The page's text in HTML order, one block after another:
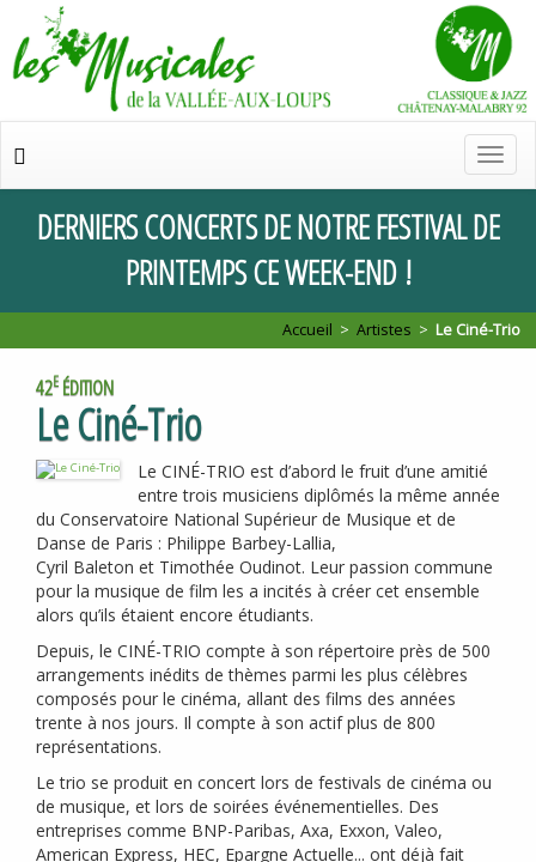
de
DERNIERSCONCERTSDENOTREFESTIVALDE
PRINTEMPSCEWEEK-END !
Accueil >Artistes >Le Ciné-Trio
42E ÉDITION
Le Ciné-Trio
Le CINÉ-TRIO est d’abord le fruit d’une amitié
entre trois musiciens diplômés la même année
du Conservatoire National Supérieur de Musique et de
Danse de Paris : Philippe Barbey-Lallia,
Cyril Baleton et Timothée Oudinot. Leur passion commune
pour la musique de film les a incités à créer cet ensemble
alors qu’ils étaient encore étudiants.
Depuis, le CINÉ-TRIO compte à son répertoire près de 500
arrangements inédits de thèmes parmi les plus célèbres
composés pour le cinéma, allant des films des années
trente à nos jours. Il compte à son actif plus de 800
représentations.
Le trio se produit en concert lors de festivals de cinéma ou
de musique, et lors de soirées événementielles. Des
entreprises comme BNP-Paribas, Axa, Exxon, Valeo,
American Express, HEC, Epargne Actuelle... ont déjà fait